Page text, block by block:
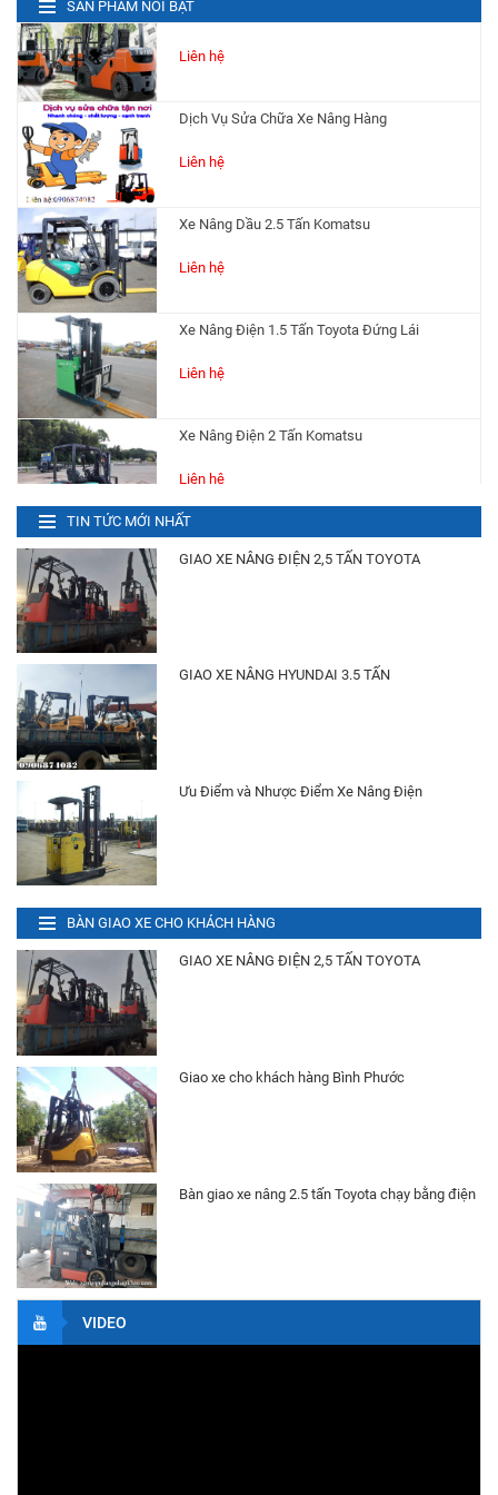
SẢN PHẨM NỔI BẬT
Dịch Vụ Sửa Chữa Xe Nâng Hàng
Xe Nâng Dầu 2.5 Tấn Komatsu
Xe Nâng Điện 1.5 Tấn Toyota Đứng Lái
Xe Nâng Điện 2 Tấn Komatsu
Xe Nâng Điện 2.5 Tấn Toyota
Liên hệ
Xe Nâng Điện 1.5 Tấn Komatsu
Xe Nâng Điện 2.5 Tấn Nissan
TIN TỨC MỚI NHẤT
GIAO XE NÂNG ĐIỆN 2,5 TẤN TOYOTA
GIAO XE NÂNG HYUNDAI 3.5 TẤN
Ưu Điểm và Nhược Điểm Xe Nâng Điện
BÀN GIAO XE CHO KHÁCH HÀNG
GIAO XE NÂNG ĐIỆN 2,5 TẤN TOYOTA
Giao xe cho khách hàng Bình Phước
Bàn giao xe nâng 2.5 tấn Toyota chạy bằng điện
VIDEO